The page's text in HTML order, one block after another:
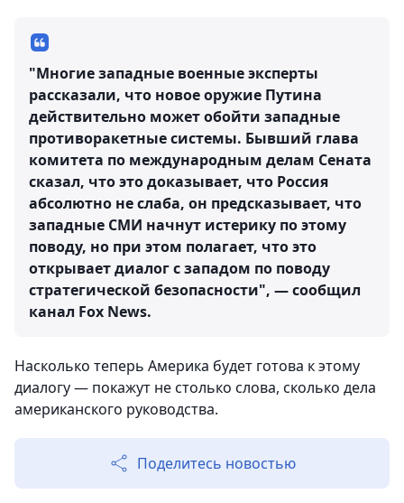
"Многие западные военные эксперты
рассказали, что новое оружие Путина
действительно может обойти западные
противоракетные системы. Бывший глава
комитета по международным делам Сената
сказал, что это доказывает, что Россия
абсолютно не слаба, он предсказывает, что
западные СМИ начнут истерику по этому
поводу, но при этом полагает, что это
открывает диалог с западом по поводу
стратегической безопасности", — сообщил
канал Fox News.
Насколько теперь Америка будет готова к этому
диалогу — покажут не столько слова, сколько дела
американского руководства.
Поделитесь новостью